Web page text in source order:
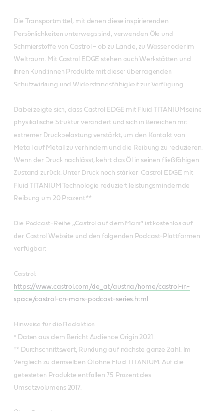
Die Transportmittel, mit denen diese inspirierenden
Persönlichkeiten unterwegs sind, verwenden Öle und
Schmierstoffe von Castrol – ob zu Lande, zu Wasser oder im
Weltraum. Mit Castrol EDGE stehen auch Werkstätten und
ihren Kund:innen Produkte mit dieser überragenden
Schutzwirkung und Widerstandsfähigkeit zur Verfügung.
Dabei zeigte sich, dass Castrol EDGE mit Fluid TITANIUM seine
physikalische Struktur verändert und sich in Bereichen mit
extremer Druckbelastung verstärkt, um den Kontakt von
Metall auf Metall zu verhindern und die Reibung zu reduzieren.
Wenn der Druck nachlässt, kehrt das Öl in seinen fließfähigen
Zustand zurück. Unter Druck noch stärker: Castrol EDGE mit
Fluid TITANIUM Technologie reduziert leistungsmindernde
Reibung um 20 Prozent.**
Die Podcast-Reihe „Castrol auf dem Mars“ ist kostenlos auf
der Castrol Website und den folgenden Podcast-Plattformen
verfügbar:
Castrol:
https://www.castrol.com/de_at/austria/home/castrol-in-
space/castrol-on-mars-podcast-series.html
Hinweise für die Redaktion
* Daten aus dem Bericht Audience Origin 2021.
** Durchschnittswert, Rundung auf nächste ganze Zahl. Im
Vergleich zu demselben Öl ohne Fluid TITANIUM. Auf die
getesteten Produkte entfallen 75 Prozent des
Umsatzvolumens 2017.